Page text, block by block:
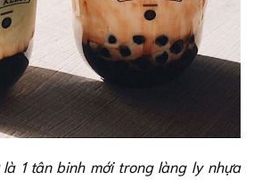
1 tân binh mới trong làng ly nhựa